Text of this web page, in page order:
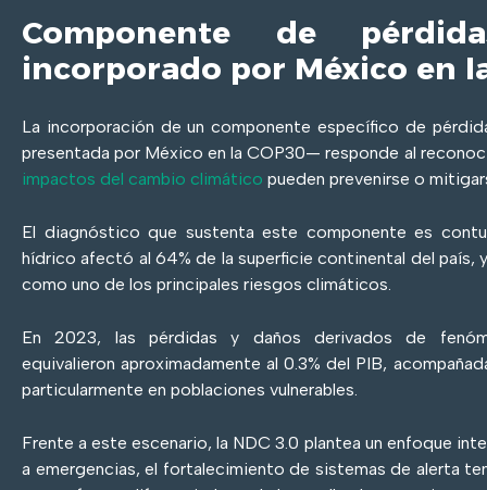
Componente de
incorporado por México en
La incorporación de un componente específico de
presentada por México en la COP30— responde al
impactos del cambio climático pueden prevenirse o
El diagnóstico que sustenta este componente es
hídrico afectó al 64% de la superficie continental del país,
como uno de los principales riesgos climáticos.
En 2023, las pérdidas y daños derivados de
equivalieron aproximadamente al 0.3% del PIB,
particularmente en poblaciones vulnerables.
Frente a este escenario, la NDC 3.0 plantea un enfoque
a emergencias, el fortalecimiento de sistemas de alerta